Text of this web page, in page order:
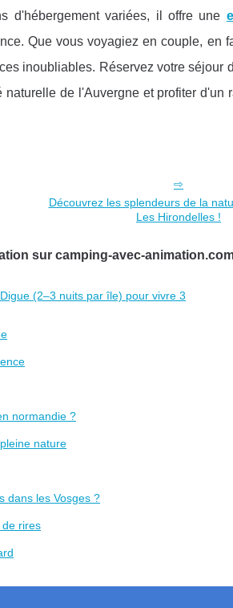
d'hébergement variées, il offre une
Que vous voyagiez en couple, en
inoubliables. Réservez votre séjour
de l'Auvergne et profiter d'un
Découvrez les splendeurs de la
Les Hirondelles !
sur camping-avec-
(2–3 nuits par île) pour vivre 3
normandie ?
nature
dans les Vosges ?
rires